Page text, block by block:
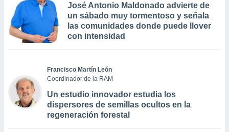
José Antonio Maldonado advierte de
un sábado muy tormentoso y señala
las comunidades donde puede llover
con intensidad
Francisco Martín León
Coordinador de la RAM
Un estudio innovador estudia los
dispersores de semillas ocultos en la
regeneración forestal